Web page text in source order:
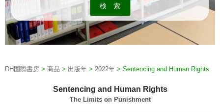
DH国際書房 > 商品 > 出版年 > 2022年 > Sentencing and Human Rights
Sentencing and Human Rights
The Limits on Punishment